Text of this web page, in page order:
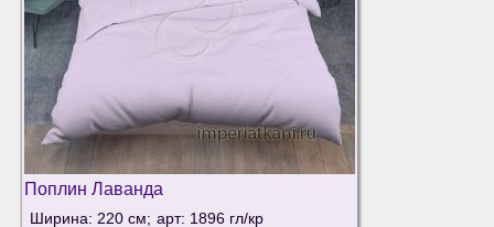
Поплин Лаванда
Ширина: 220 см; арт: 1896 гл/кр